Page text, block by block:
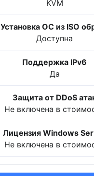
KVM
Установка ОС из ISO
Доступна
Поддержка IPv6
Да
Защита от DDoS
Не включена в
Лицензия Windows
Не включена в